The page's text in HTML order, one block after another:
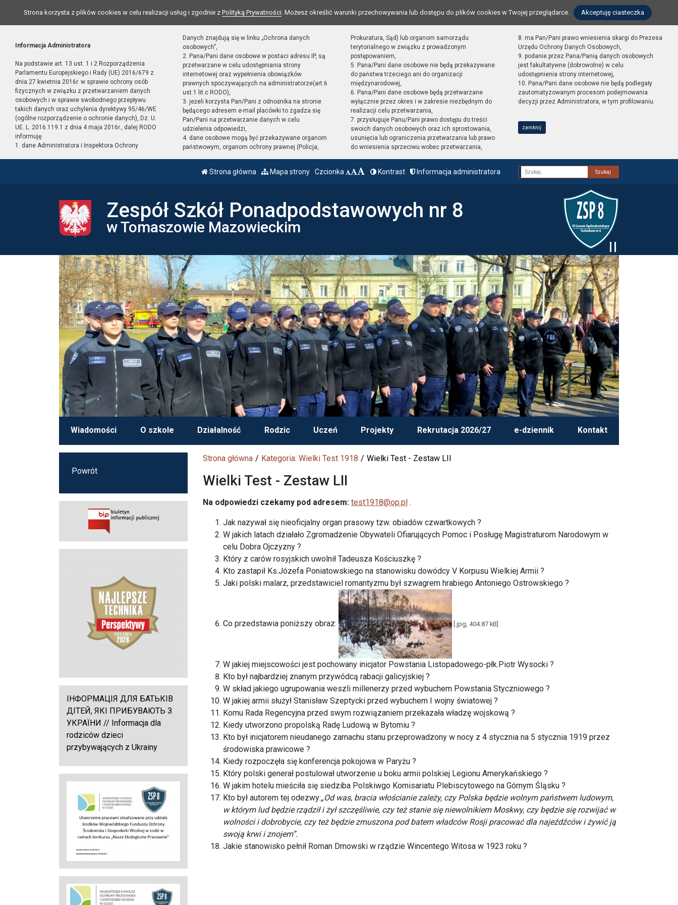
Strona korzysta z plików cookies w celu realizacji usług i zgodnie z Polityką Prywatności. Możesz określić warunki przechowywania lub dostępu do plików cookies w Twojej przeglądarce. Akceptuję ciasteczka
Informacja Administratora
Na podstawie art. 13 ust. 1 i 2 Rozporządzenia
Parlamentu Europejskiego i Rady (UE) 2016/679 z
dnia 27 kwietnia 2016r. w sprawie ochrony osób
fizycznych w związku z przetwarzaniem danych
osobowych i w sprawie swobodnego przepływu
takich danych oraz uchylenia dyrektywy 95/46/WE
(ogólne rozporządzenie o ochronie danych), Dz. U.
UE. L. 2016.119.1 z dnia 4 maja 2016r., dalej RODO
informuję:
1. dane Administratora i Inspektora Ochrony
Danych znajdują się w linku „Ochrona danych
osobowych”,
2. Pana/Pani dane osobowe w postaci adresu IP, są
przetwarzane w celu udostępniania strony
internetowej oraz wypełnienia obowiązków
prawnych spoczywających na administratorze(art.6
ust.1 lit.c RODO),
3. jeżeli korzysta Pan/Pani z odnośnika na stronie
będącego adresem e-mail placówki to zgadza się
Pan/Pani na przetwarzanie danych w celu
udzielenia odpowiedzi,
4. dane osobowe mogą być przekazywane organom
państwowym, organom ochrony prawnej (Policja,
Prokuratura, Sąd) lub organom samorządu
terytorialnego w związku z prowadzonym
postępowaniem,
5. Pana/Pani dane osobowe nie będą przekazywane
do państwa trzeciego ani do organizacji
międzynarodowej,
6. Pana/Pani dane osobowe będą przetwarzane
wyłącznie przez okres i w zakresie niezbędnym do
realizacji celu przetwarzania,
7. przysługuje Panu/Pani prawo dostępu do treści
swoich danych osobowych oraz ich sprostowania,
usunięcia lub ograniczenia przetwarzania lub prawo
do wniesienia sprzeciwu wobec przetwarzania,
8. ma Pan/Pani prawo wniesienia skargi do Prezesa
Urzędu Ochrony Danych Osobowych,
9. podanie przez Pana/Panią danych osobowych
jest fakultatywne (dobrowolne) w celu
udostępnienia strony internetowej,
10. Pana/Pani dane osobowe nie będą podlegały
zautomatyzowanym procesom podejmowania
decyzji przez Administratora, w tym profilowaniu.
zamknij
Strona główna Mapa strony Czcionka Kontrast Informacja administratora
Fraza
Zespół Szkół Ponadpodstawowych nr 8
w Tomaszowie Mazowieckim
Wiadomości O szkole Działalność Rodzic Uczeń Projekty Rekrutacja 2026/27 e-dziennik Kontakt
Strona główna Kategoria: Wielki Test 1918 Wielki Test - Zestaw LII
Wielki Test - Zestaw LII
Na odpowiedzi czekamy pod adresem: test1918@op.pl .
Jak nazywał się nieoficjalny organ prasowy tzw. obiadów czwartkowych ?
W jakich latach działało Zgromadzenie Obywateli Ofiarujących Pomoc i Posługę Magistraturom Narodowym w
celu Dobra Ojczyzny ?
Który z carów rosyjskich uwolnił Tadeusza Kościuszkę ?
Kto zastapił Ks.Józefa Poniatowskiego na stanowisku dowódcy V Korpusu Wielkiej Armii ?
Jaki polski malarz, przedstawiciel romantyzmu był szwagrem hrabiego Antoniego Ostrowskiego ?
Co przedstawia poniższy obraz: [.jpg, 404.87 kB]
W jakiej miejscowości jest pochowany inicjator Powstania Listopadowego-płk.Piotr Wysocki ?
Kto był najbardziej znanym przywódcą rabacji galicyjskiej ?
W skład jakiego ugrupowania weszli millenerzy przed wybuchem Powstania Styczniowego ?
W jakiej armii służył Stanisław Szeptycki przed wybuchem I wojny światowej ?
Komu Rada Regencyjna przed swym rozwiązaniem przekazała władzę wojskową ?
Kiedy utworzono propolską Radę Ludową w Bytomiu ?
Kto był inicjatorem nieudanego zamachu stanu przeprowadzony w nocy z 4 stycznia na 5 stycznia 1919 przez
środowiska prawicowe ?
Kiedy rozpoczęła się konferencja pokojowa w Paryżu ?
Który polski generał postulował utworzenie u boku armii polskiej Legionu Amerykańskiego ?
W jakim hotelu mieściła się siedziba Polskiwgo Komisariatu Plebiscytowego na Górnym Śląsku ?
Kto był autorem tej odezwy:„Od was, bracia włościanie zależy, czy Polska będzie wolnym państwem ludowym,
w którym lud będzie rządził i żył szczęśliwie, czy też stanie się niewolnikiem Moskwy, czy będzie się rozwijać w
wolności i dobrobycie, czy też będzie zmuszona pod batem władców Rosji pracować dla najeźdźców i żywić ją
swoją krwi i znojem”.
Jakie stanowisko pełnił Roman Dmowski w rządzie Wincentego Witosa w 1923 roku ?
Powrót
ІНФОРМАЦІЯ ДЛЯ БАТЬКІВ
ДІТЕЙ, ЯКІ ПРИБУВАЮТЬ З
УКРАЇНИ // Informacja dla
rodziców dzieci
przybywających z Ukrainy